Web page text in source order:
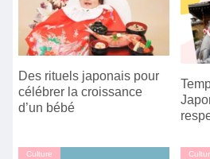
Des rituels japonais pour
célébrer la croissance
d’un bébé
Culture